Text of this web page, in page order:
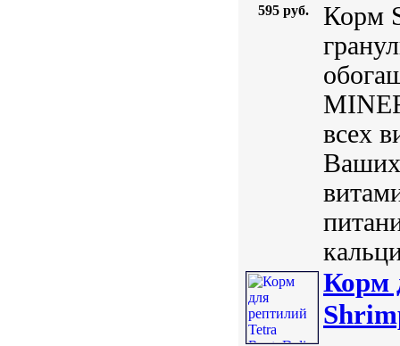
595 руб.
Корм
всех
Ваших
Корм